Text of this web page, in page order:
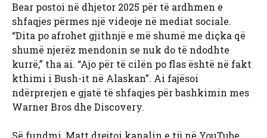
Bear postoi në dhjetor 2025 për të ardhmen e
shfaqjes përmes një videoje në mediat sociale.
“Dita po afrohet gjithnjë e më shumë me diçka që
shumë njerëz mendonin se nuk do të ndodhte
kurrë,” tha ai. “Ajo për të cilën po flas është në fakt
kthimi i Bush-it në Alaskan”. Ai fajësoi
ndërprerjen e gjatë të shfaqjes për bashkimin mes
Warner Bros dhe Discovery.
Së fundmi, Matt drejtoi kanalin e tij në YouTube,